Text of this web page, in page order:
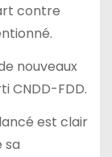
contre
nouveaux
CNDD-FDD.
est clair
sa